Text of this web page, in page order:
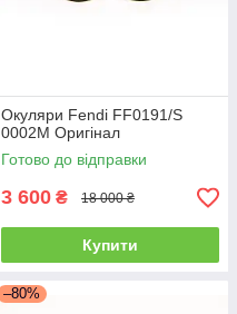
Окуляри Fendi FF0191/S
0002M Оригінал
Готово до відправки
3 600 ₴ 18 000 ₴
Купити
–80%